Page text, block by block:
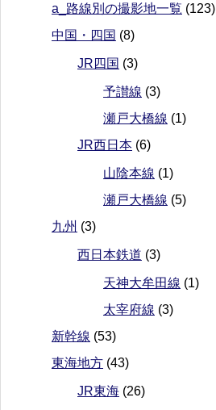
a_路線別の撮影地一覧 (123)
中国・四国 (8)
JR四国 (3)
予讃線 (3)
瀬戸大橋線 (1)
JR西日本 (6)
山陰本線 (1)
瀬戸大橋線 (5)
九州 (3)
西日本鉄道 (3)
天神大牟田線 (1)
太宰府線 (3)
新幹線 (53)
東海地方 (43)
JR東海 (26)